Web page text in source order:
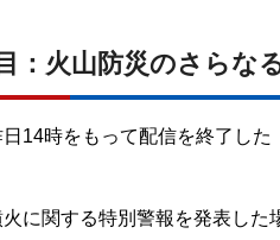
：火山防災のさらな
14時をもって配信を終了し
に関する特別警報を発表し